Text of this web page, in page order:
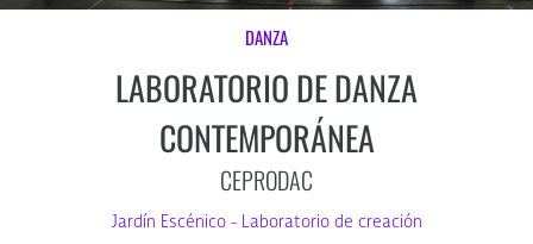
DANZA
LABORATORIO DE DANZA
CONTEMPORÁNEA
CEPRODAC
Jardín Escénico - Laboratorio de creación